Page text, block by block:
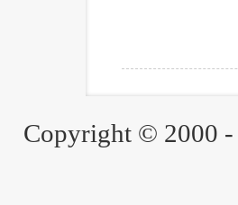
Copyright © 2000